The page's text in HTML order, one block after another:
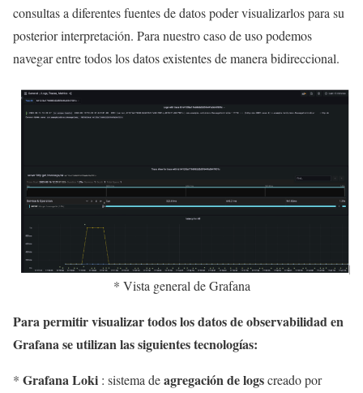
consultas a diferentes fuentes de datos poder visualizarlos para su
posterior interpretación. Para nuestro caso de uso podemos
navegar entre todos los datos existentes de manera bidireccional.
* Vista general de Grafana
Para permitir visualizar todos los datos de observabilidad en
Grafana se utilizan las siguientes tecnologías:
* Grafana Loki : sistema deagregación de logscreado por